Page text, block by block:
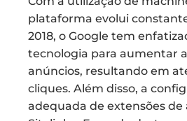
plataforma evolui
2018, o Google tem
tecnologia para aumentar
anúncios, resultando em
cliques. Além disso, a
adequada de extensões de